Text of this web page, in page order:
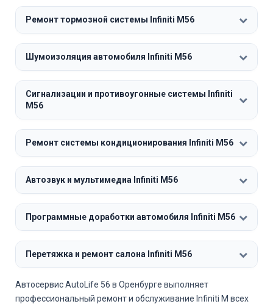
Ремонт тормозной системы Infiniti M56
Шумоизоляция автомобиля Infiniti M56
Сигнализации и противоугонные системы Infiniti
M56
Ремонт системы кондиционирования Infiniti M56
Автозвук и мультимедиа Infiniti M56
Программные доработки автомобиля Infiniti M56
Перетяжка и ремонт салона Infiniti M56
Автосервис AutoLife 56 в Оренбурге выполняет
профессиональный ремонт и обслуживание Infiniti M всех